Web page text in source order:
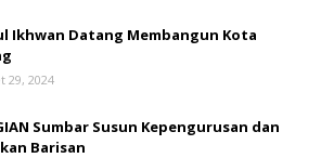
Ikhwan Datang Membangun Kota
29, 2024
Sumbar Susun Kepengurusan dan
Barisan